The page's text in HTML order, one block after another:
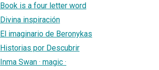
Book is a four letter word
Divina inspiración
El imaginario de Beronykas
Historias por Descubrir
Inma Swan · magic ·